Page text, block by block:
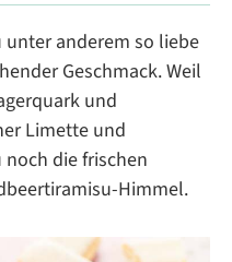
unter anderem so liebe
Geschmack. Weil
und
Limette und
noch die frischen
Himmel.